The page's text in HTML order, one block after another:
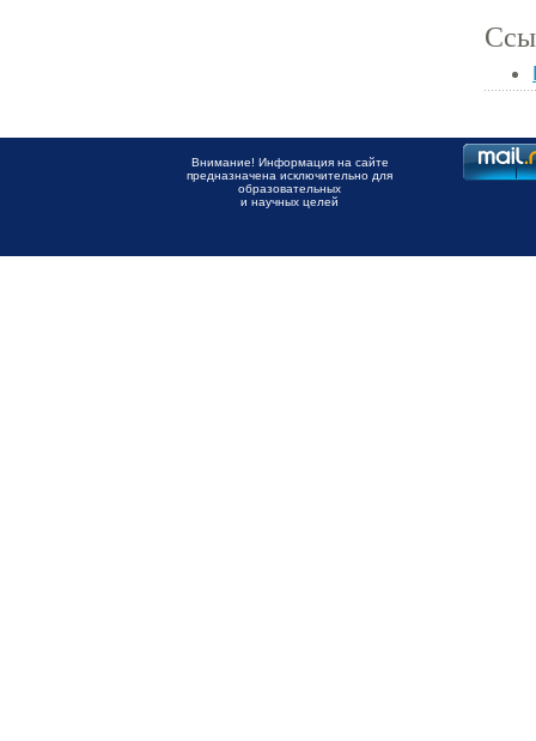
Внимание! Информация на сайте
предназначена исключительно для
образовательных
и научных целей